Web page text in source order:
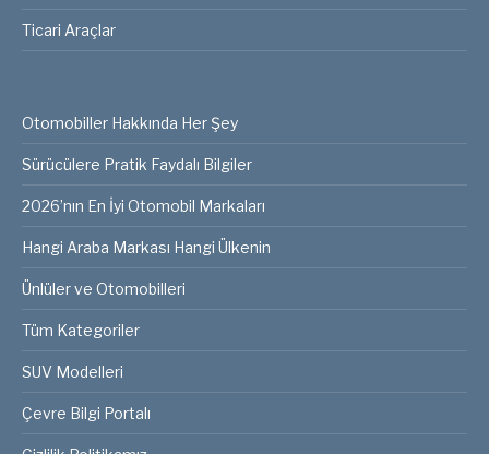
Ticari Araçlar
Otomobiller Hakkında Her Şey
Sürücülere Pratik Faydalı Bilgiler
2026’nın En İyi Otomobil Markaları
Hangi Araba Markası Hangi Ülkenin
Ünlüler ve Otomobilleri
Tüm Kategoriler
SUV Modelleri
Çevre Bilgi Portalı